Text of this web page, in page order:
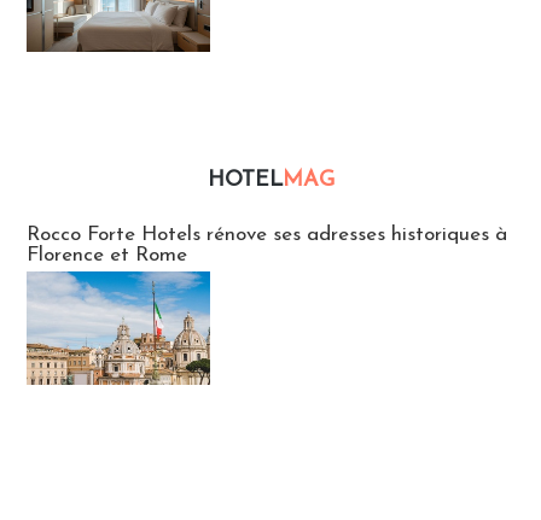
HOTELMAG
Rocco Forte Hotels rénove ses adresses historiques à
Florence et Rome